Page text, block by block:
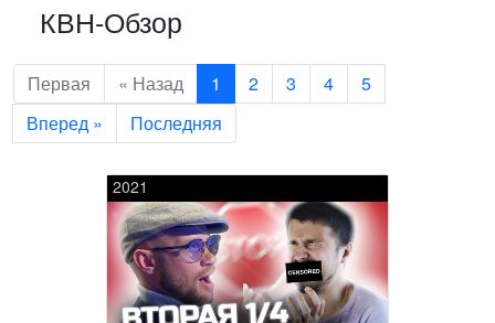
КВН-Обзор
Первая « Назад 1 2 3 4
5
Вперед »
Последняя
2021